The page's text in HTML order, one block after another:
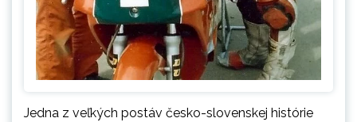
Jedna z veľkých postáv česko-slovenskej histórie